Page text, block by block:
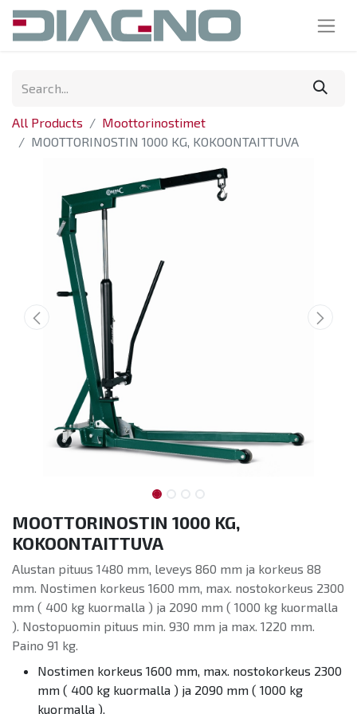
All Products
Moottorinostimet
MOOTTORINOSTIN 1000 KG, KOKOONTAITTUVA
MOOTTORINOSTIN 1000 KG,
KOKOONTAITTUVA
Alustan pituus 1480 mm, leveys 860 mm ja korkeus 88
mm. Nostimen korkeus 1600 mm, max. nostokorkeus 2300
mm ( 400 kg kuormalla ) ja 2090 mm ( 1000 kg kuormalla
). Nostopuomin pituus min. 930 mm ja max. 1220 mm.
Paino 91 kg.
Nostimen korkeus 1600 mm, max. nostokorkeus 2300
mm ( 400 kg kuormalla ) ja 2090 mm ( 1000 kg
kuormalla ).